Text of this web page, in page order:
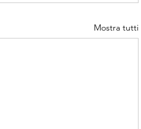
Mostra tutti